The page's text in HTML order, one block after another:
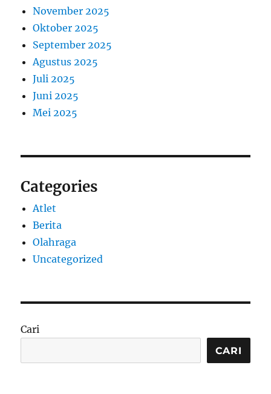
November 2025
Oktober 2025
September 2025
Agustus 2025
Juli 2025
Juni 2025
Mei 2025
Categories
Atlet
Berita
Olahraga
Uncategorized
Cari
CARI